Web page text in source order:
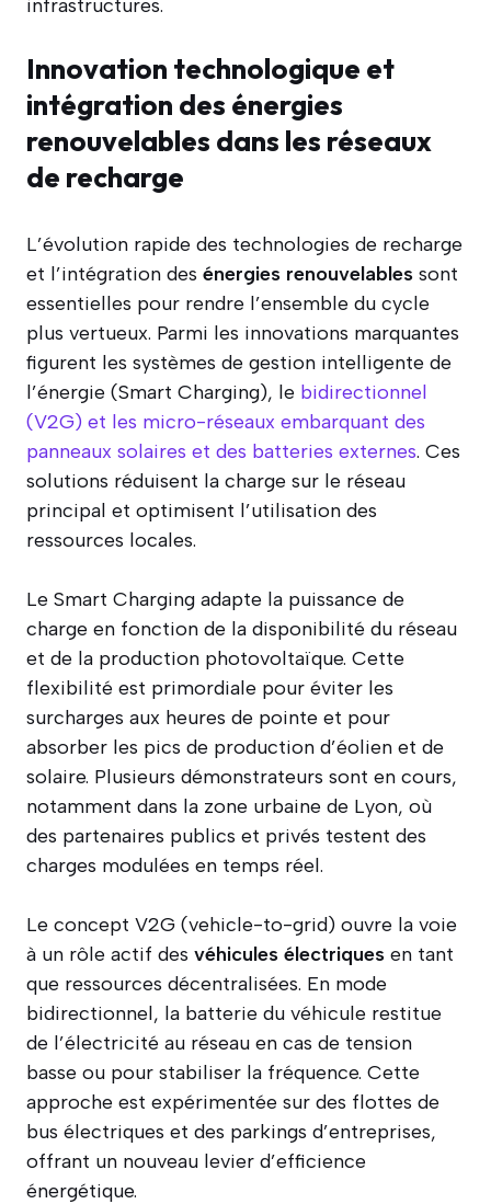
infrastructures.
Innovation technologique et
intégration des énergies
renouvelables dans les réseaux
de recharge
L’évolution rapide des technologies de recharge
et l’intégration des énergies renouvelables sont
essentielles pour rendre l’ensemble du cycle
plus vertueux. Parmi les innovations marquantes
figurent les systèmes de gestion intelligente de
l’énergie (Smart Charging), le bidirectionnel
(V2G) et les micro-réseaux embarquant des
panneaux solaires et des batteries externes. Ces
solutions réduisent la charge sur le réseau
principal et optimisent l’utilisation des
ressources locales.
Le Smart Charging adapte la puissance de
charge en fonction de la disponibilité du réseau
et de la production photovoltaïque. Cette
flexibilité est primordiale pour éviter les
surcharges aux heures de pointe et pour
absorber les pics de production d’éolien et de
solaire. Plusieurs démonstrateurs sont en cours,
notamment dans la zone urbaine de Lyon, où
des partenaires publics et privés testent des
charges modulées en temps réel.
Le concept V2G (vehicle-to-grid) ouvre la voie
à un rôle actif des véhicules électriques en tant
que ressources décentralisées. En mode
bidirectionnel, la batterie du véhicule restitue
de l’électricité au réseau en cas de tension
basse ou pour stabiliser la fréquence. Cette
approche est expérimentée sur des flottes de
bus électriques et des parkings d’entreprises,
offrant un nouveau levier d’efficience
énergétique.